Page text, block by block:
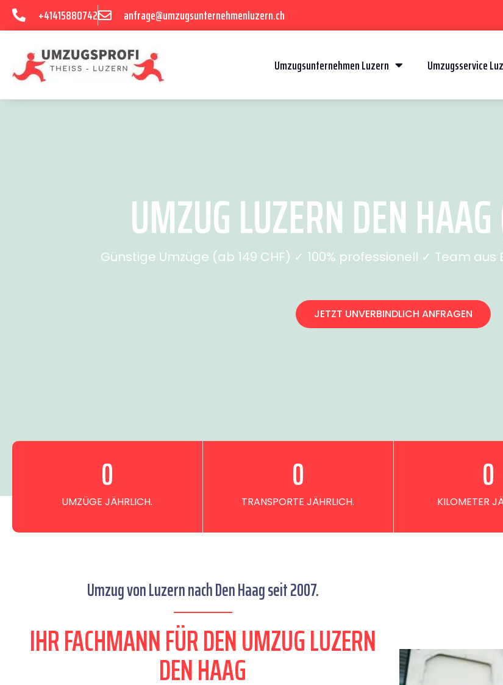
+41415880742 anfrage@umzugsunternehmenluzern.ch
Umzugsunternehmen Luzern Umzugsservice
UMZUG LUZERN DEN
Günstige Umzüge (ab 149 CHF) ✓ 100% professionell ✓ Team
JETZT UNVERBINDLICH ANFRAGEN
UMZÜGE JÄHRLICH.
0
TRANSPORTE JÄHRLICH.
0
KILOMETER
0
Umzug von Luzern nach Den Haag seit 2007.
IHR FACHMANN FÜR DEN UMZUG LUZERN
DEN HAAG